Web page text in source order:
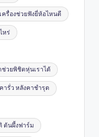
เครื่องช่วยฟังยี่ห้อไหนดี
หร่
วยพิชิตหุ่นเราได้
รั่ว หลังคาชำรุด
ต้นผึ้งฟาร์ม